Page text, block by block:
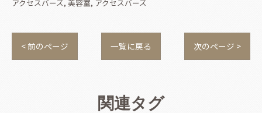
アクセスバーズ 美容室 アクセスバーズ
< 前のページ 一覧に戻る 次のページ >
関連タグ